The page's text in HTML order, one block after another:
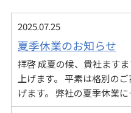
2025.07.25
夏季休業のお知らせ
拝啓 成夏の候、貴社ます
上げます。 平素は格別の
げます。 弊社の夏季休業